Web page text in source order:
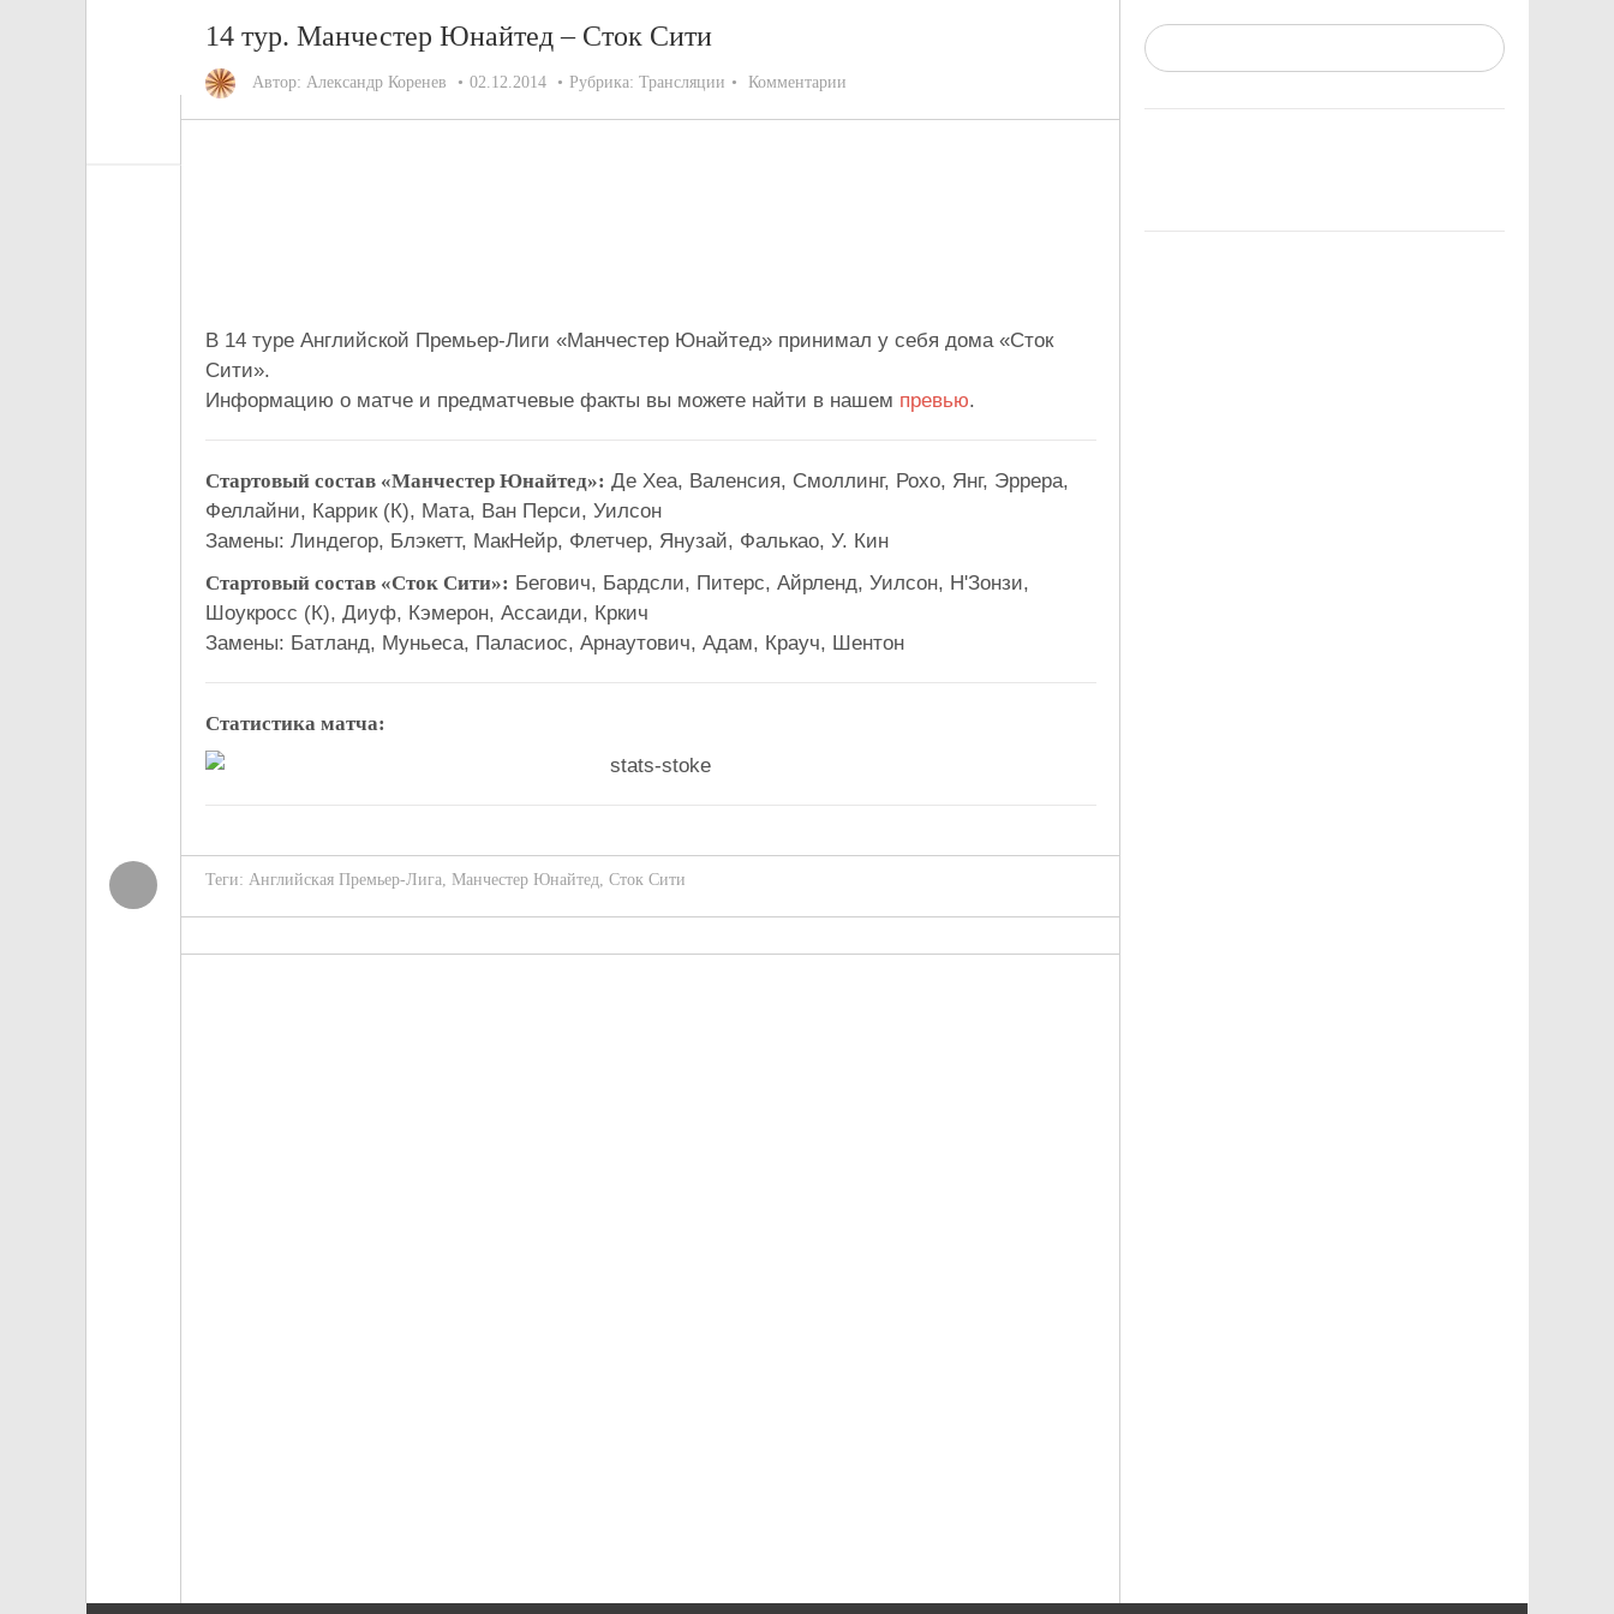
14 тур. Манчестер Юнайтед – Сток Сити
Автор: Александр Коренев 02.12.2014 Рубрика: Трансляции Комментарии
В 14 туре Английской Премьер-Лиги «Манчестер Юнайтед» принимал у себя дома «Сток
Сити».
Информацию о матче и предматчевые факты вы можете найти в нашем превью.
Стартовый состав «Манчестер Юнайтед»: Де Хеа, Валенсия, Смоллинг, Рохо, Янг, Эррера,
Феллайни, Каррик (К), Мата, Ван Перси, Уилсон
Замены: Линдегор, Блэкетт, МакНейр, Флетчер, Янузай, Фалькао, У. Кин
Стартовый состав «Сток Сити»: Бегович, Бардсли, Питерс, Айрленд, Уилсон, Н'Зонзи,
Шоукросс (К), Диуф, Кэмерон, Ассаиди, Кркич
Замены: Батланд, Муньеса, Паласиос, Арнаутович, Адам, Крауч, Шентон
Статистика матча:
Теги: Английская Премьер-Лига, Манчестер Юнайтед, Сток Сити